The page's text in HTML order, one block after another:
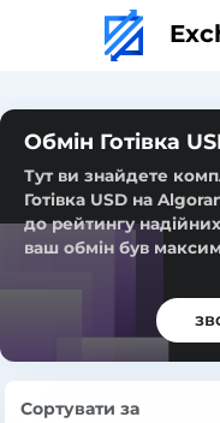
Обмін Готівка
Тут ви знайдете
Готівка USD на
до рейтингу
ваш обмін був
Сортувати за